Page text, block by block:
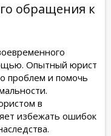
обращения к
Опытный юрист
проблем и помочь
в
избежать ошибок